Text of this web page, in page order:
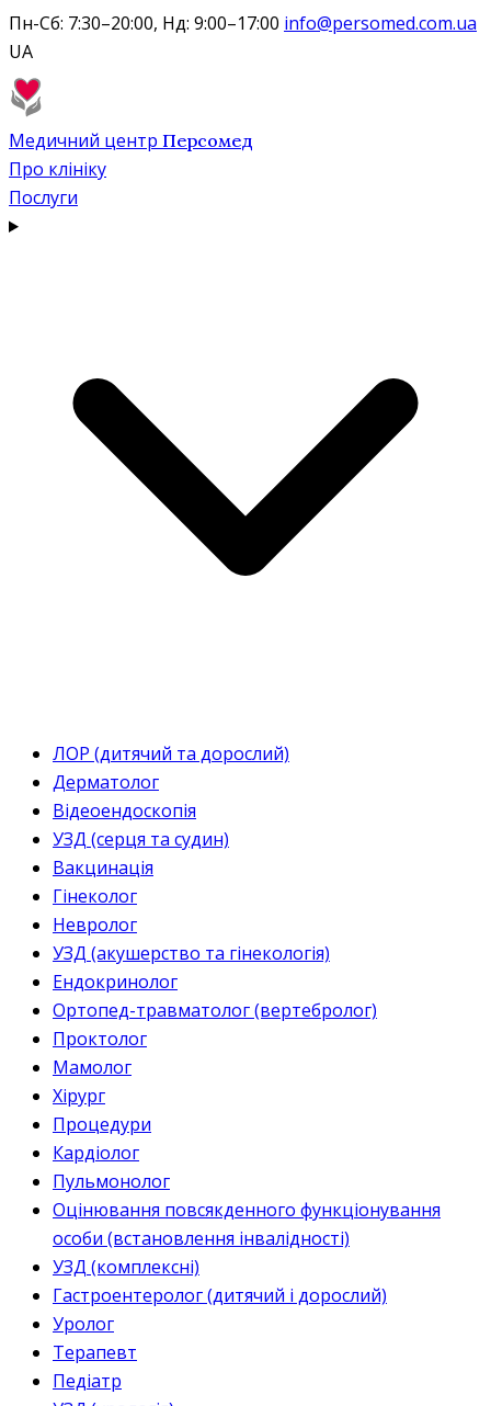
Пн-Сб: 7:30–20:00, Нд: 9:00–17:00 info@persomed.com.ua
UA
Медичний центр Персомед
Про клініку
Послуги
ЛОР (дитячий та дорослий)
Дерматолог
Відеоендоскопія
УЗД (серця та судин)
Вакцинація
Гінеколог
Невролог
УЗД (акушерство та гінекологія)
Ендокринолог
Ортопед-травматолог (вертебролог)
Проктолог
Мамолог
Хірург
Процедури
Кардіолог
Пульмонолог
Оцінювання повсякденного функціонування
особи (встановлення інвалідності)
УЗД (комплексні)
Гастроентеролог (дитячий і дорослий)
Уролог
Терапевт
Педіатр